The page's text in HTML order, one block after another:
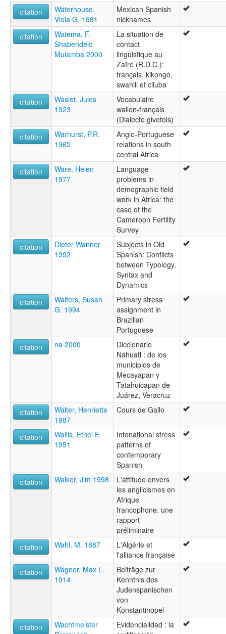
citation
Waterhouse,
Viola G. 1981
Mexican Spanish
nicknames
citation
Watema, F.
Shabendelo
Mulamba 2000
La situation de
contact
linguistique au
Zaïre (R.D.C.):
français, kikongo,
swahili et ciluba
citation
Waslet, Jules
1923
Vocabulaire
wallon-français
(Dialecte givetois)
citation
Warhurst, P.R.
1962
Anglo-Portuguese
relations in south
central Africa
citation
Ware, Helen
1977
Language
problems in
demographic field
work in Africa: the
case of the
Cameroon Fertility
Survey
citation
Dieter Wanner
1992
Subjects in Old
Spanish: Conflicts
between Typology,
Syntax and
Dynamics
citation
Walters, Susan
G. 1994
Primary stress
assignment in
Brazilian
Portuguese
citation
na 2000
Diccionario
Náhuatl : de los
municipios de
Mecayapan y
Tatahuicapan de
Juárez, Veracruz
citation
Walter, Henriette
1987
Cours de Gallo
citation
Wallis, Ethel E.
1951
Intonational stress
patterns of
contemporary
Spanish
citation
Walker, Jim 1998
L'attitude envers
les anglicismes en
Afrique
francophone: une
rapport
préliminaire
citation
Wahl, M. 1887
L'Algérie et
l'alliance française
citation
Wagner, Max L.
1914
Beiträge zur
Kenntnis des
Judenspanischen
von
Konstantinopel
citation
Wachtmeister
Evidencialidad : la